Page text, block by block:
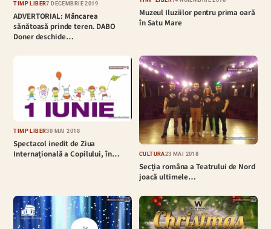
TIMP LIBER7 DECEMBRIE 2019
ADVERTORIAL: Mâncarea
sănătoasă prinde teren. DABO
Doner deschide…
Muzeul Iluziilor pentru prima oară
în Satu Mare
TIMP LIBER30 MAI 2018
Spectacol inedit de Ziua
Internațională a Copilului, în…
CULTURĂ23 MAI 2018
Secția româna a Teatrului de Nord
joacă ultimele…